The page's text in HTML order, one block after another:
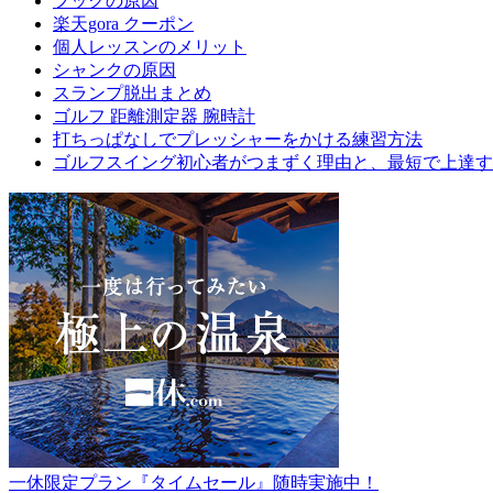
楽天gora クーポン
個人レッスンのメリット
シャンクの原因
スランプ脱出まとめ
ゴルフ 距離測定器 腕時計
打ちっぱなしでプレッシャーをかける練習方法
ゴルフスイング初心者がつまずく理由と、最短で上達
一休限定プラン『タイムセール』随時実施中！